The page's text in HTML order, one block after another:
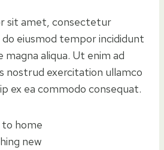
sit amet, consectetur
do eiusmod tempor incididunt
aliqua. Ut enim ad
nostrud exercitation ullamco
ex ea commodo consequat.
to home
new